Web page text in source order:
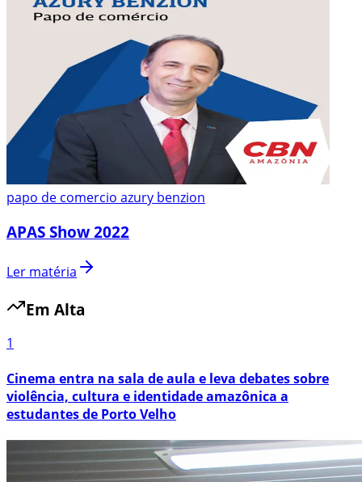
papo de comercio azury benzion
APAS Show 2022
Ler matéria
Em Alta
1
Cinema entra na sala de aula e leva debates sobre
violência, cultura e identidade amazônica a
estudantes de Porto Velho